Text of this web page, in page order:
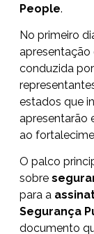
People.
No primeiro
apresentação
conduzida
estados que
apresentarão
ao
O palco
sobre
para a
Segurança
documento